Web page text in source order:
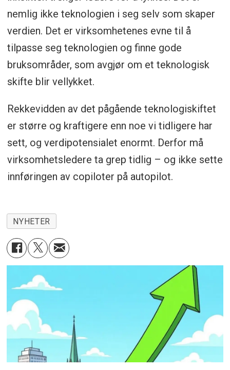
nemlig ikke teknologien i seg selv som skaper
verdien. Det er virksomhetenes evne til å
tilpasse seg teknologien og finne gode
bruksområder, som avgjør om et teknologisk
skifte blir vellykket.
Rekkevidden av det pågående teknologiskiftet
er større og kraftigere enn noe vi tidligere har
sett, og verdipotensialet enormt. Derfor må
virksomhetsledere ta grep tidlig – og ikke sette
innføringen av copiloter på autopilot.
NYHETER